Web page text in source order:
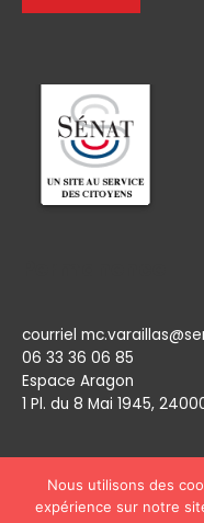
courriel
06 33 36 06 85
Espace Aragon
1 Pl. du 8 Mai 1945,
Nous utilisons des
expérience sur notre